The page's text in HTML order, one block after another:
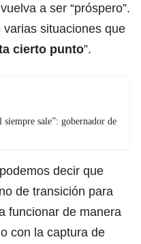
a ser “próspero”.
situaciones que
cierto punto”.
sale”: gobernador de
decir que
de transición para
funcionar de manera
con la captura de